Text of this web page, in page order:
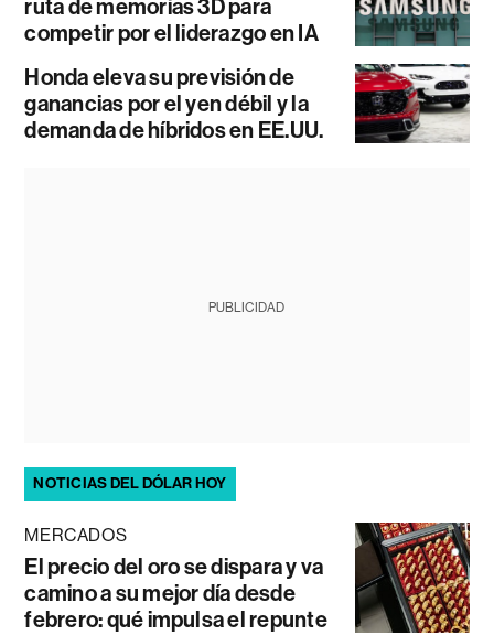
ruta de memorias 3D para
competir por el liderazgo en IA
Honda eleva su previsión de
ganancias por el yen débil y la
demanda de híbridos en EE.UU.
PUBLICIDAD
NOTICIAS DEL DÓLAR HOY
MERCADOS
El precio del oro se dispara y va
camino a su mejor día desde
febrero: qué impulsa el repunte